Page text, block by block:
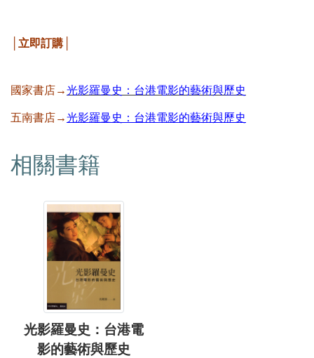
│立即訂購
國家書店→光影羅曼史：台港電影的藝術與歷史
五南書店→光影羅曼史：台港電影的藝術與歷史
相關書籍
光影羅曼史：台港電
影的藝術與歷史